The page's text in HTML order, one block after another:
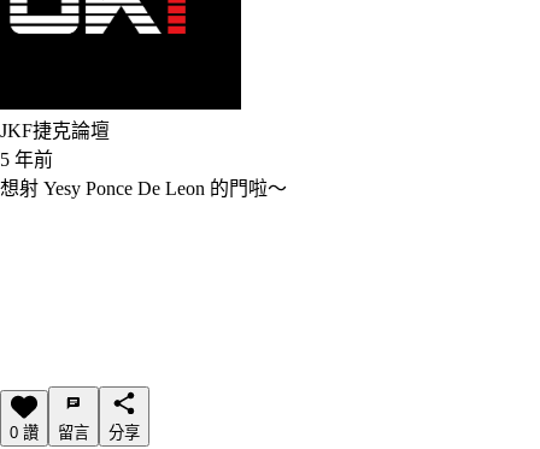
JKF捷克論壇
5 年前
想射 Yesy Ponce De Leon 的門啦～
0 讚 留言 分享